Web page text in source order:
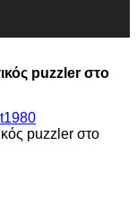
puzzler στο